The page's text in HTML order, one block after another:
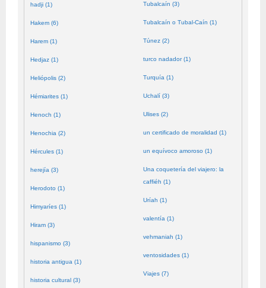
hadji (1)
Hakem (6)
Harem (1)
Hedjaz (1)
Heliópolis (2)
Hémiarites (1)
Henoch (1)
Henochia (2)
Hércules (1)
herejía (3)
Herodoto (1)
Himyaríes (1)
Hiram (3)
hispanismo (3)
historia antigua (1)
historia cultural (3)
Tubalcaín (3)
Tubalcaín o Tubal-Caín (1)
Túnez (2)
turco nadador (1)
Turquía (1)
Uchalí (3)
Ulises (2)
un certificado de moralidad (1)
un equívoco amoroso (1)
Una coquetería del viajero: la
caffiéh (1)
Uríah (1)
valentía (1)
vehmaniah (1)
ventosidades (1)
Viajes (7)